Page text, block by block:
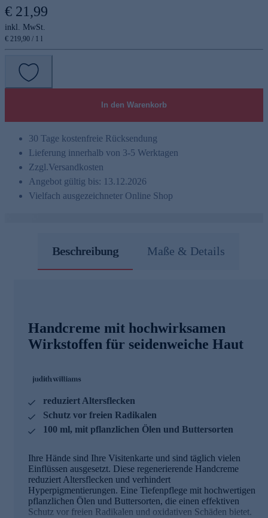
€ 21,99
inkl. MwSt.
€ 219,90 / 1 l
In den Warenkorb
30 Tage kostenfreie Rücksendung
Lieferung innerhalb von 3-5 Werktagen
Zzgl.Versandkosten
Angebot gültig bis: 13.12.2026
Vielfach ausgezeichneter Online Shop
Beschreibung Maße & Details
Handcreme mit hochwirksamen
Wirkstoffen für seidenweiche Haut
reduziert Altersflecken
Schutz vor freien Radikalen
100 ml, mit pflanzlichen Ölen und Buttersorten
Ihre Hände sind Ihre Visitenkarte und sind täglich vielen
Einflüssen ausgesetzt. Diese regenerierende Handcreme
reduziert Altersflecken und verhindert
Hyperpigmentierungen. Eine Tiefenpflege mit hochwertigen
pflanzlichen Ölen und Buttersorten, die einen effektiven
Schutz vor freien Radikalen und oxidativen Schäden bietet.